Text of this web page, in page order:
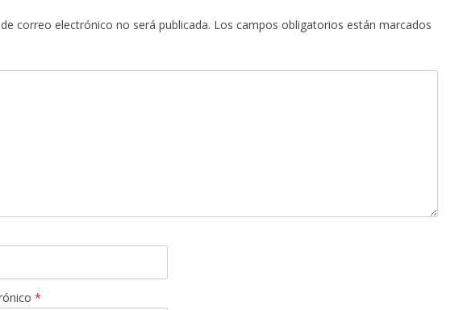
correo electrónico no será publicada. Los campos obligatorios están marcados
*